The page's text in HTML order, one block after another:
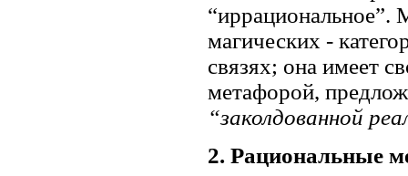
“иррациональное”.
магических -
связях; она имеет
метафорой,
“заколдованной
2. Рациональные